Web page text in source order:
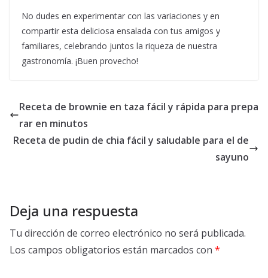
No dudes en experimentar con las variaciones y en
compartir esta deliciosa ensalada con tus amigos y
familiares, celebrando juntos la riqueza de nuestra
gastronomía. ¡Buen provecho!
Receta de brownie en taza fácil y rápida para prepa
rar en minutos
Receta de pudin de chia fácil y saludable para el de
sayuno
Deja una respuesta
Tu dirección de correo electrónico no será publicada.
Los campos obligatorios están marcados con *